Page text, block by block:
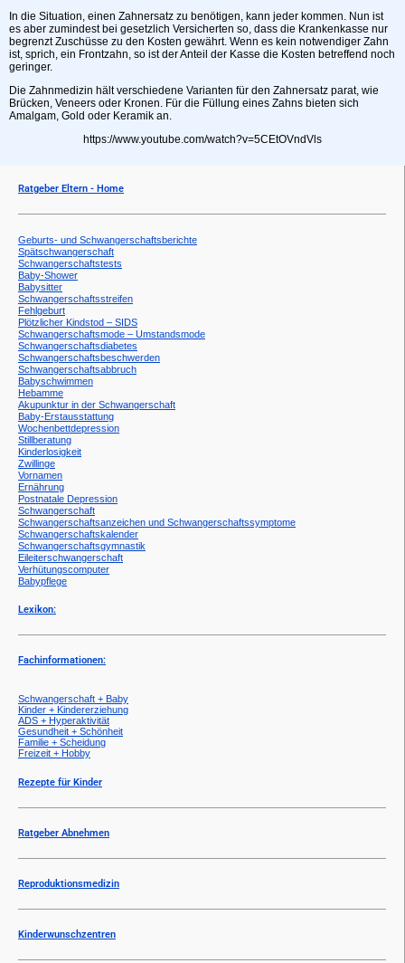
Ratgeber Eltern - Home
Geburts- und Schwangerschaftsberichte
Spätschwangerschaft
Schwangerschaftstests
Baby-Shower
Babysitter
Schwangerschaftsstreifen
Fehlgeburt
Plötzlicher Kindstod – SIDS
Schwangerschaftsmode – Umstandsmode
Schwangerschaftsdiabetes
Schwangerschaftsbeschwerden
Schwangerschaftsabbruch
Babyschwimmen
Hebamme
Akupunktur in der Schwangerschaft
Baby-Erstausstattung
Wochenbettdepression
Stillberatung
Kinderlosigkeit
Zwillinge
Vornamen
Ernährung
Postnatale Depression
Schwangerschaft
Schwangerschaftsanzeichen und Schwangerschaftssymptome
Schwangerschaftskalender
Schwangerschaftsgymnastik
Eileiterschwangerschaft
Verhütungscomputer
Babypflege
Lexikon:
Fachinformationen:
Schwangerschaft + Baby
Kinder + Kindererziehung
ADS + Hyperaktivität
Gesundheit + Schönheit
Familie + Scheidung
Freizeit + Hobby
Rezepte für Kinder
Ratgeber Abnehmen
Reproduktionsmedizin
Kinderwunschzentren
In die Situation, einen Zahnersatz zu benötigen, kann jeder kommen. Nun ist
es aber zumindest bei gesetzlich Versicherten so, dass die Krankenkasse nur
begrenzt Zuschüsse zu den Kosten gewährt. Wenn es kein notwendiger Zahn
ist, sprich, ein Frontzahn, so ist der Anteil der Kasse die Kosten betreffend noch
geringer.
Die Zahnmedizin hält verschiedene Varianten für den Zahnersatz parat, wie
Brücken, Veneers oder Kronen. Für die Füllung eines Zahns bieten sich
Amalgam, Gold oder Keramik an.
https://www.youtube.com/watch?v=5CEtOVndVls